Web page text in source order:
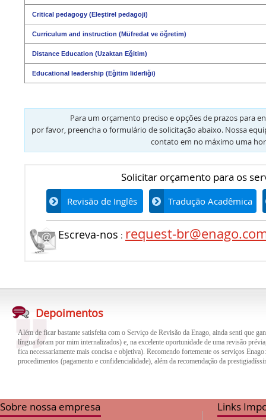
Critical pedagogy (Eleştirel pedagoji)
Curriculum and instruction (Müfredat ve öğretim)
Distance Education (Uzaktan Eğitim)
Educational leadership (Eğitim liderliği)
Para um orçamento preciso e opções de prazos para
por favor, preencha o formulário de solicitação abaixo. Nossa
contato em no máximo uma
Solicitar orçamento para os
Revisão de Inglês Tradução Acadêmica
Escreva-nos : request-
Depoimentos
língua foram por mim internalizados) e, na excelente oportunidade de uma revisão
fica necessariamente mais concisa e objetiva). Recomendo fortemente os serviços
Sobre nossa empresa Links